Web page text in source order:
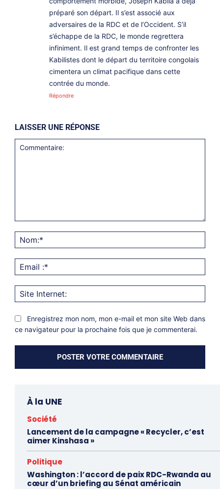
préparé son départ. Il s’est associé aux
adversaires de la RDC et de l’Occident. S’il
s’échappe de la RDC, le monde regrettera
infiniment. Il est grand temps de confronter les
Kabilistes dont le départ du territoire congolais
cimentera un climat pacifique dans cette
contrée du monde.
Répondre
LAISSER UNE RÉPONSE
:*
Enregistrez mon nom, mon e-mail et mon site Web dans
ce navigateur pour la prochaine fois que je commenterai.
À la UNE
Société
Lancement de la campagne « Recycler, c’est
aimer Kinshasa »
Politique
Washington : l’accord de paix RDC-Rwanda au
cœur d’un briefing au Sénat américain